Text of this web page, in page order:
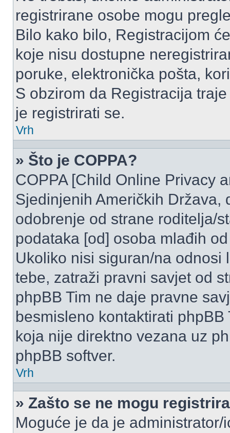
registrirane osobe mogu
Bilo kako bilo, Registracijom
koje nisu dostupne
poruke, elektronička pošta,
S obzirom da Registracija
je registrirati se.
Vrh
» Što je COPPA?
COPPA [Child Online Privacy
Sjedinjenih Američkih
odobrenje od strane roditelja/
podataka [od] osoba mlađih
Ukoliko nisi siguran/na odnosi
tebe, zatraži pravni savjet od
phpBB Tim ne daje pravne
besmisleno kontaktirati
koja nije direktno vezana uz
phpBB softver.
Vrh
» Zašto se ne mogu
Moguće je da je